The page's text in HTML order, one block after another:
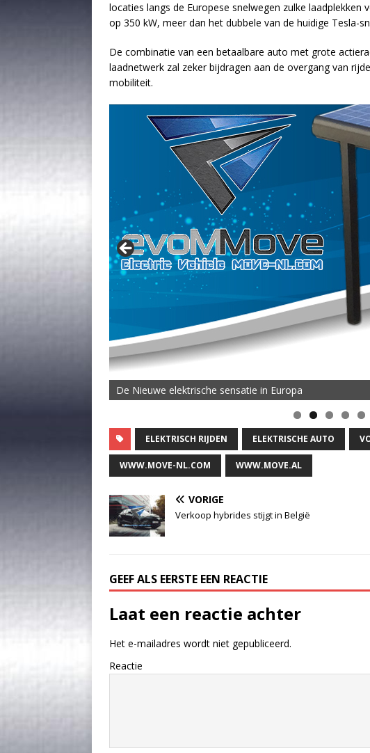
locaties langs de Europese snelwegen zulke
op 350 kW, meer dan het dubbele van de huidige Tesla-
De combinatie van een betaalbare auto met grote
laadnetwerk zal zeker bijdragen aan de overgang van
mobiliteit.
De Nieuwe elektrische sensatie in Europa
De MOVE Vigorous 1500 Highline | 45 km Topsnelheid
ELEKTRISCH RIJDEN ELEKTRISCHE AUTO
WWW.MOVE-NL.COM WWW.MOVE.AL
VORIGE
Verkoop hybrides stijgt in België
GEEF ALS EERSTE EEN REACTIE
Laat een reactie achter
Het e-mailadres wordt niet gepubliceerd.
Reactie